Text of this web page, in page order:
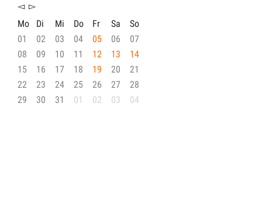
◅ ▻
Mo
Di Mi Do Fr Sa
So
01
02 03 04 05 06
07
08
09 10 11 12 13
14
15
16 17 18 19 20
21
22
23 24 25 26 27
28
29
30 31 01 02 03 04